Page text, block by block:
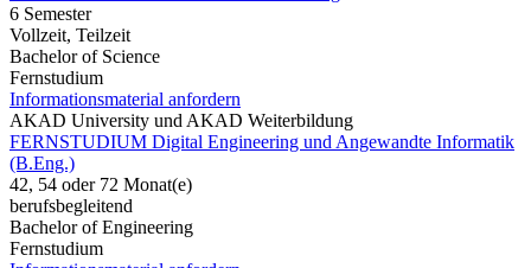
6 Semester
Vollzeit, Teilzeit
Bachelor of Science
Fernstudium
Informationsmaterial anfordern
AKAD University und AKAD Weiterbildung
FERNSTUDIUM Digital Engineering und Angewandte Informatik
(B.Eng.)
42, 54 oder 72 Monat(e)
berufsbegleitend
Bachelor of Engineering
Fernstudium